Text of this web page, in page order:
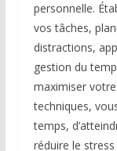
personnelle.
vos tâches,
distractions,
gestion du
maximiser
techniques,
temps,
réduire le